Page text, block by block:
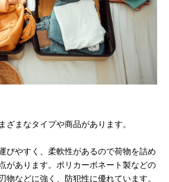
ざまなタイプや商品があります。
びやすく、柔軟性があるので荷物を詰め
があります。ポリカーボネート製などの
物などに強く、防犯性に優れています。